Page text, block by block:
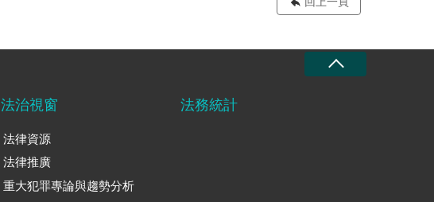
法治視窗
法律資源
法律推廣
重大犯罪專論與趨勢分析
法務統計